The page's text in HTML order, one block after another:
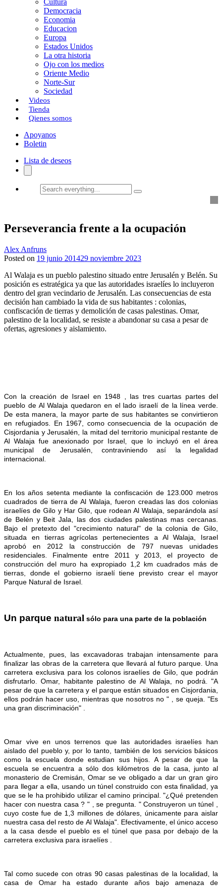
Cultura
Democracia
Economia
Educacion
Europa
Estados Unidos
La otra historia
Ojo con los medios
Oriente Medio
Norte-Sur
Sociedad
Videos
Tienda
Qienes somos
Apoyanos
Boletin
Lista de deseos
Search
everything...
Perseverancia frente a la ocupación
Alex Anfruns
Posted on 19 junio 201429 noviembre 2023
Al Walaja es un pueblo palestino situado entre Jerusalén y Belén. Su
posición es estratégica ya que las autoridades israelíes lo incluyeron
dentro del gran vecindario de Jerusalén. Las consecuencias de esta
decisión han cambiado la vida de sus habitantes : colonias,
confiscación de tierras y demolición de casas palestinas. Omar,
palestino de la localidad, se resiste a abandonar su casa a pesar de
ofertas, agresiones y aislamiento.
Con la creación de Israel en 1948 , las tres cuartas partes del
pueblo de Al Walaja quedaron en el lado israelí de la línea verde.
De esta manera, la mayor parte de sus habitantes se convirtieron
en refugiados. En 1967, como consecuencia de la ocupación de
Cisjordania y Jerusalén, la mitad del territorio municipal restante de
Al Walaja fue anexionado por Israel, que lo incluyó en el área
municipal de Jerusalén, contraviniendo así la legalidad
internacional.
En los años setenta mediante la confiscación de 123.000 metros
cuadrados de tierra de Al Walaja, fueron creadas las dos colonias
israelíes de Gilo y Har Gilo, que rodean Al Walaja, separándola así
de Belén y Beit Jala, las dos ciudades palestinas mas cercanas.
Bajo el pretexto del "crecimiento natural" de la colonia de Gilo,
situada en tierras agrícolas pertenecientes a Al Walaja, Israel
aprobó en 2012 la construcción de 797 nuevas unidades
residenciales. Finalmente entre 2011 y 2013, el proyecto de
construcción del muro ha expropiado 1,2 km cuadrados más de
tierras, donde el gobierno israelí tiene previsto crear el mayor
Parque Natural de Israel.
Un parque natural sólo para una parte de la población
Actualmente, pues, las excavadoras trabajan intensamente para
finalizar las obras de la carretera que llevará al futuro parque. Una
carretera exclusiva para los colonos israelíes de Gilo, que podrán
disfrutarlo. Omar, habitante palestino de Al Walaja, no podrá. "A
pesar de que la carretera y el parque están situados en Cisjordania,
ellos podrán hacer uso, mientras que nosotros no " , se queja. "Es
una gran discriminación" .
Omar vive en unos terrenos que las autoridades israelíes han
aislado del pueblo y, por lo tanto, también de los servicios básicos
como la escuela donde estudian sus hijos. A pesar de que la
escuela se encuentra a sólo dos kilómetros de la casa, junto al
monasterio de Cremisán, Omar se ve obligado a dar un gran giro
para llegar a ella, usando un túnel construido con esta finalidad, ya
que se le ha prohibido utilizar el camino principal. "¿Qué pretenden
hacer con nuestra casa ? " , se pregunta. " Construyeron un túnel ,
cuyo coste fue de 1,3 millones de dólares, únicamente para aislar
nuestra casa del resto de Al Walaja". Efectivamente, el único acceso
a la casa desde el pueblo es el túnel que pasa por debajo de la
carretera exclusiva para israelíes .
Tal como sucede con otras 90 casas palestinas de la localidad, la
casa de Omar ha estado durante años bajo amenaza de